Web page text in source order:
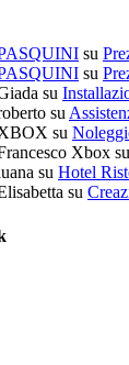
su
su
su
su
su
Xbox su
su Hotel
su